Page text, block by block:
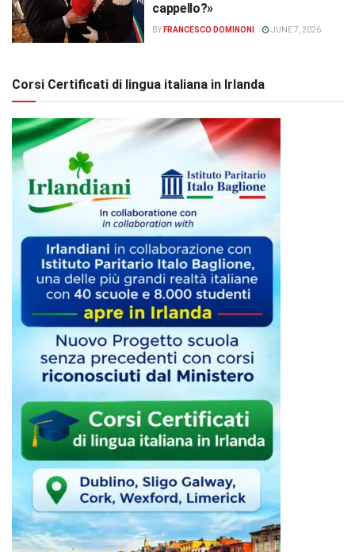
cappello?»
BY FRANCESCO DOMINONI JUNE 7, 2026
Corsi Certificati di lingua italiana in Irlanda